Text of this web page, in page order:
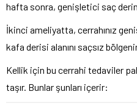
hafta sonra, genişletici saç
İkinci ameliyatta, cerrahınız
kafa derisi alanını saçsız
Kellik için bu cerrahi tedaviler
taşır. Bunlar şunları içerir: